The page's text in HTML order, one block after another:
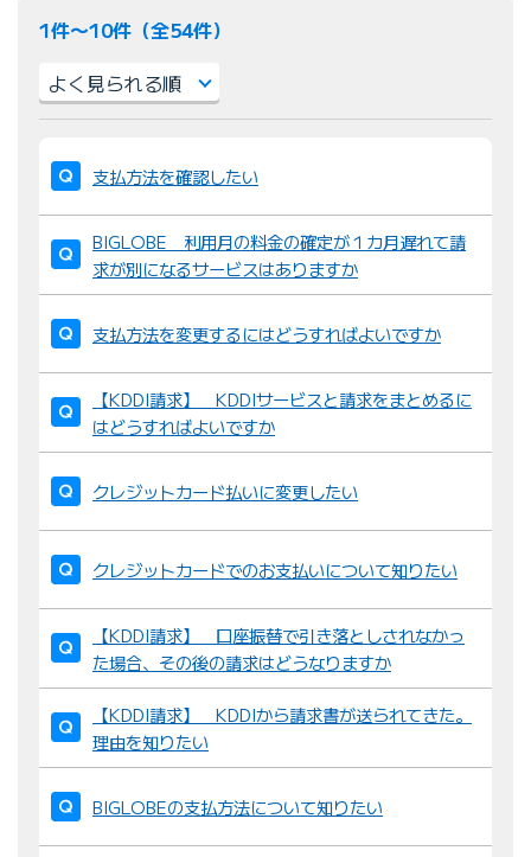
1件〜10件（全54件）
び
替
え
：
支払方法を確認したい
BIGLOBE 利用月の料金の確定が１カ月遅れて請
求が別になるサービスはありますか
支払方法を変更するにはどうすればよいですか
【KDDI請求】 KDDIサービスと請求をまとめるに
はどうすればよいですか
クレジットカード払いに変更したい
クレジットカードでのお支払いについて知りたい
【KDDI請求】 口座振替で引き落としされなかっ
た場合、その後の請求はどうなりますか
【KDDI請求】 KDDIから請求書が送られてきた。
理由を知りたい
BIGLOBEの支払方法について知りたい